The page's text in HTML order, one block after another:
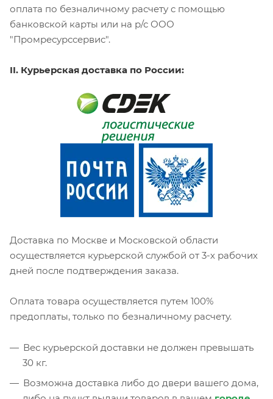
оплата по безналичному расчету с помощью
банковской карты или на р/с ООО
"Промресурссервис".
II. Курьерская доставка по России:
Доставка по Москве и Московской области
осуществляется курьерской службой от 3-х рабочих
дней после подтверждения заказа.
Оплата товара осуществляется путем 100%
предоплаты, только по безналичному расчету.
Вес курьерской доставки не должен превышать
30 кг.
Возможна доставка либо до двери вашего дома,